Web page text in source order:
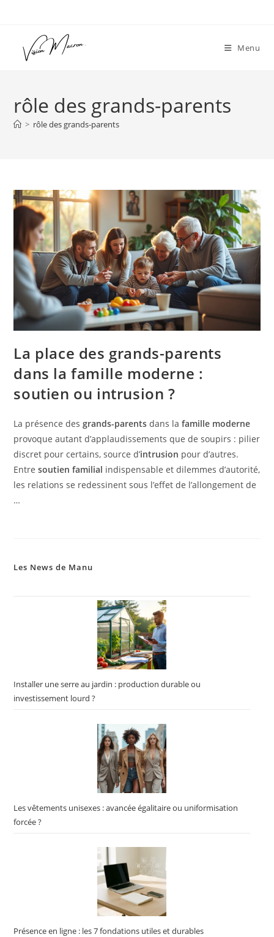
Menu
rôle des grands-parents
> rôle des grands-parents
La place des grands-parents
dans la famille moderne :
soutien ou intrusion ?
La présence desgrands-parents dans lafamille moderne
provoque autant d’applaudissements que de soupirs : pilier
discret pour certains, source d’intrusion pour d’autres.
Entresoutien familial indispensable et dilemmes d’autorité,
les relations se redessinent sous l’effet de l’allongement de
…
Les News de Manu
Installer une serre au jardin : production durable ou
investissement lourd ?
Les vêtements unisexes : avancée égalitaire ou uniformisation
forcée ?
Présence en ligne : les 7 fondations utiles et durables